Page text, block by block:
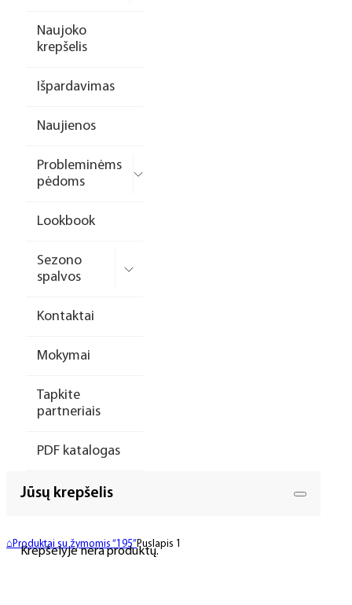
Naujoko
krepšelis
Išpardavimas
Naujienos
Probleminėms
pėdoms
Lookbook
Sezono
spalvos
Kontaktai
Mokymai
Tapkite
partneriais
PDF katalogas
Jūsų krepšelis
Krepšelyje nėra produktų.
⌂ Produktai su žymomis “195” Puslapis 1